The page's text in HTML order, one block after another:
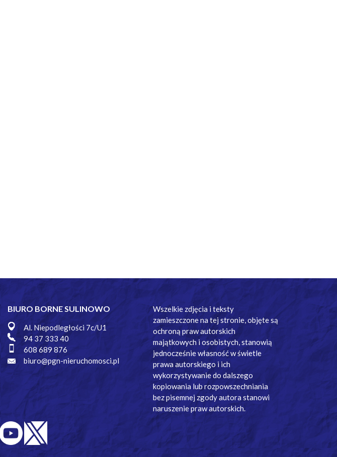
BIURO BORNE SULINOWO
Al. Niepodległości 7c/U1
94 37 333 40
608 689 876
biuro@pgn-nieruchomosci.pl
Wszelkie zdjęcia i teksty
zamieszczone na tej stronie, objęte są
ochroną praw autorskich
majątkowych i osobistych, stanowią
jednocześnie własność w świetle
prawa autorskiego i ich
wykorzystywanie do dalszego
kopiowania lub rozpowszechniania
bez pisemnej zgody autora stanowi
naruszenie praw autorskich.